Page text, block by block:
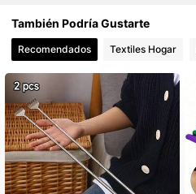
4.75 842 Seguidores
4.75 842 Seguidores
4.75 842 Seguidores
4.75 842 Seguidores
También Podría Gustarte
Recomendados Textiles Hogar